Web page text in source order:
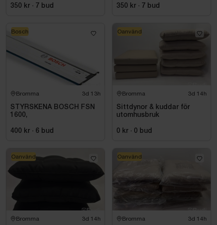
350 kr · 7 bud 350 kr · 7 bud
Bromma 3d 13h
STYRSKENA BOSCH FSN
1600,
400 kr · 6 bud
Bosch
Bromma 3d 14h
Sittdynor & kuddar för
utomhusbruk
0 kr · 0 bud
Oanvänd
Bromma 3d 14h
Oanvänd
Bromma 3d 14h
Oanvänd